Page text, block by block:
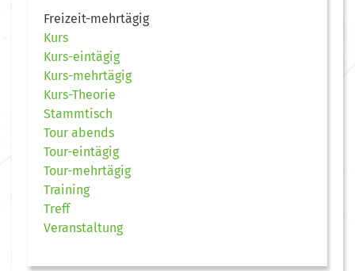
Freizeit-mehrtägig
Kurs
Kurs-eintägig
Kurs-mehrtägig
Kurs-Theorie
Stammtisch
Tour abends
Tour-eintägig
Tour-mehrtägig
Training
Treff
Veranstaltung